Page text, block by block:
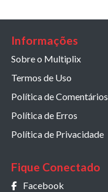
Informações
Sobre o Multiplix
Termos de Uso
Política de Comentários
Política de Erros
Política de Privacidade
Fique Conectado
Facebook